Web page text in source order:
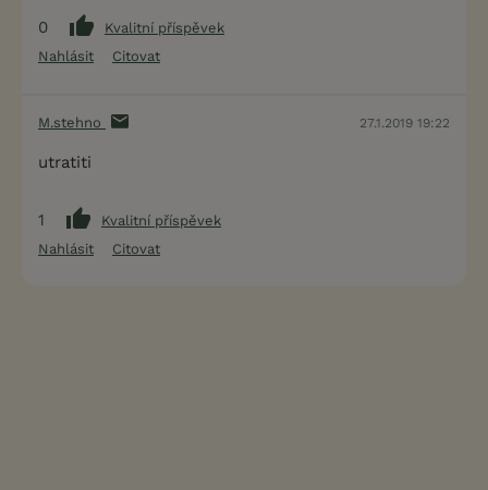
0
Kvalitní příspěvek
Nahlásit
Citovat
M.stehno 27.1.2019 19:22
utratiti
1
Kvalitní příspěvek
Nahlásit
Citovat